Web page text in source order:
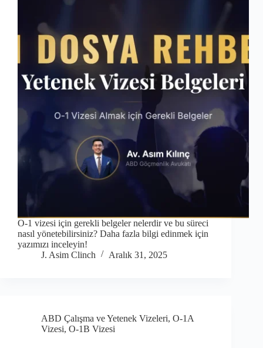
O-1 vizesi için gerekli belgeler nelerdir ve bu süreci
nasıl yönetebilirsiniz? Daha fazla bilgi edinmek için
yazımızı inceleyin!
J. Asim Clinch
Aralık 31, 2025
ABD Çalışma ve Yetenek Vizeleri, O-1A
Vizesi, O-1B Vizesi